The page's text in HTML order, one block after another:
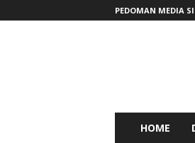
PEDOMAN MEDIA
HOME